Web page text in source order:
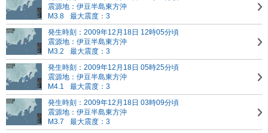
震源地：伊豆半島東方沖
M3.8
最大震度：3
発生時刻：2009年12月18日 12時05分頃
震源地：伊豆半島東方沖
M3.2
最大震度：3
発生時刻：2009年12月18日 05時25分頃
震源地：伊豆半島東方沖
M4.1
最大震度：3
発生時刻：2009年12月18日 03時09分頃
震源地：伊豆半島東方沖
M3.7
最大震度：3